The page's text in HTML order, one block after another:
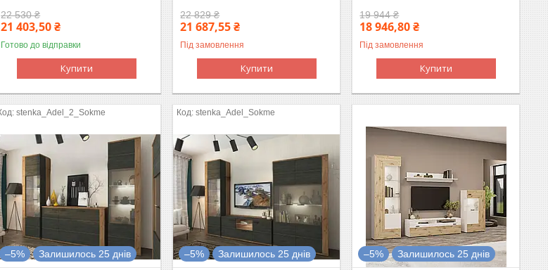
22 530 ₴
21 403,50 ₴
Готово до відправки
Купити
22 829 ₴
21 687,55 ₴
Під замовлення
Купити
19 944 ₴
18 946,80 ₴
Під замовлення
Купити
stenka_Adel_2_Sokme
–5% Залишилось 25 днів
stenka_Adel_Sokme
–5% Залишилось 25 днів –5% Залишилось 25 днів